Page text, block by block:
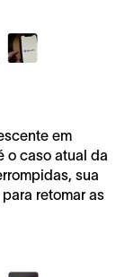
em
o caso atual da
sua
retomar as